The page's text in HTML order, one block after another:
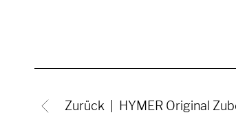
Zurück HYMER Original